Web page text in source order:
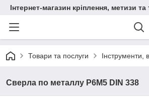
Інтернет-магазин кріплення, метизи та
Товари та послуги Інструменти,
Сверла по металлу Р6М5 DIN 338